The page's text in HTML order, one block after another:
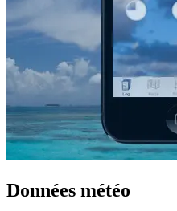
Données météo